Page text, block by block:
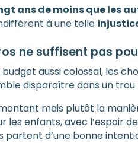
ans de moins que les
à une telle
ne suffisent pas
aussi colossal, les
disparaître dans un
mais plutôt la
les enfants, avec l’espoir
d’une bonne